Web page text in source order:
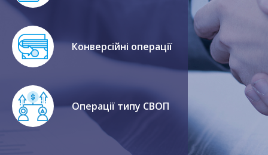
Конверсійні операції
Операції типу СВОП